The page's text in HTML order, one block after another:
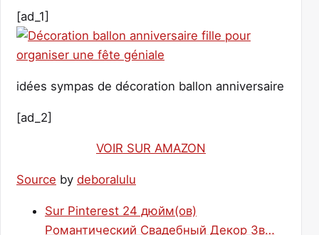
[ad_1]
idées sympas de décoration ballon anniversaire
[ad_2]
VOIR SUR AMAZON
Source by deboralulu
Sur Pinterest 24 дюйм(ов)
Романтический Свадебный Декор Зв…